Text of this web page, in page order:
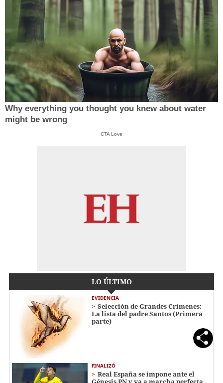
Why everything you thought you knew about water
might be wrong
CTA Love
LO ÚLTIMO
EVIDENCIA
Selección de Grandes Crímenes:
La lista del padre Santos (Primera
parte)
FINALIZÓ
Real España se impone ante el